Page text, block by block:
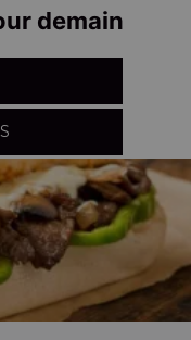
demain